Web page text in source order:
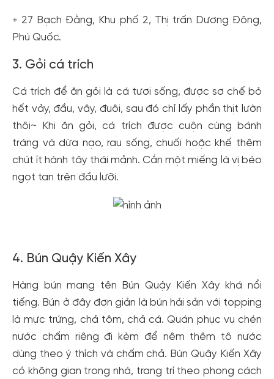
+ 27 Bạch Đằng, Khu phố 2, Thị trấn Dương Đông,
Phú Quốc.
3. Gỏi cá trích
Cá trích để ăn gỏi là cá tươi sống, được sơ chế bỏ
hết vảy, đầu, vây, đuôi, sau đó chỉ lấy phần thịt lườn
thôi~ Khi ăn gỏi, cá trích được cuộn cùng bánh
tráng và dừa nạo, rau sống, chuối hoặc khế thêm
chút ít hành tây thái mảnh. Cắn một miếng là vị béo
ngọt tan trên đầu lưỡi.
4. Bún Quậy Kiến Xây
Hàng bún mang tên Bún Quậy Kiến Xây khá nổi
tiếng. Bún ở đây đơn giản là bún hải sản với topping
là mực trứng, chả tôm, chả cá. Quán phục vụ chén
nước chấm riêng đi kèm để nêm thêm tô nước
dùng theo ý thích và chấm chả. Bún Quậy Kiến Xây
có không gian trong nhà, trang trí theo phong cách